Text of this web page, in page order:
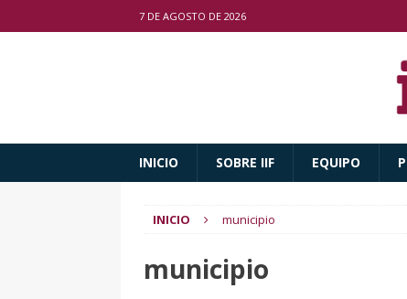
7 DE AGOSTO DE 2026
INICIO SOBRE IIF EQUIPO
INICIO municipio
municipio